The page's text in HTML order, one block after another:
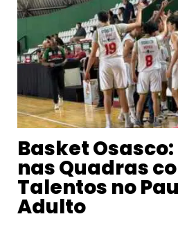
Basket
nas Quadras
Talentos no
Adulto